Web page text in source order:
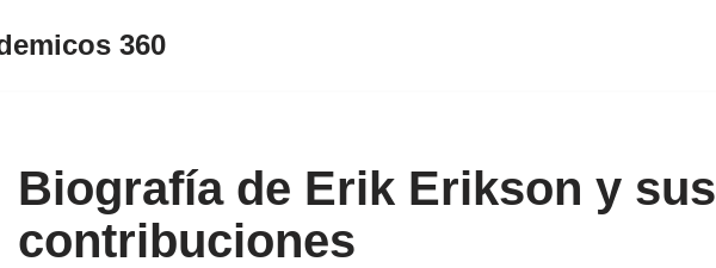
360
Biografía de Erik Erikson y sus
contribuciones